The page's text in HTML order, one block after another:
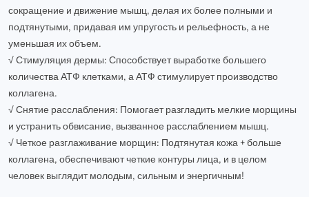
сокращение и движение мышц, делая их более полными и
подтянутыми, придавая им упругость и рельефность, а не
уменьшая их объем.
√ Стимуляция дермы: Способствует выработке большего
количества АТФ клетками, а АТФ стимулирует производство
коллагена.
√ Снятие расслабления: Помогает разгладить мелкие морщины
и устранить обвисание, вызванное расслаблением мышц.
√ Четкое разглаживание морщин: Подтянутая кожа + больше
коллагена, обеспечивают четкие контуры лица, и в целом
человек выглядит молодым, сильным и энергичным!